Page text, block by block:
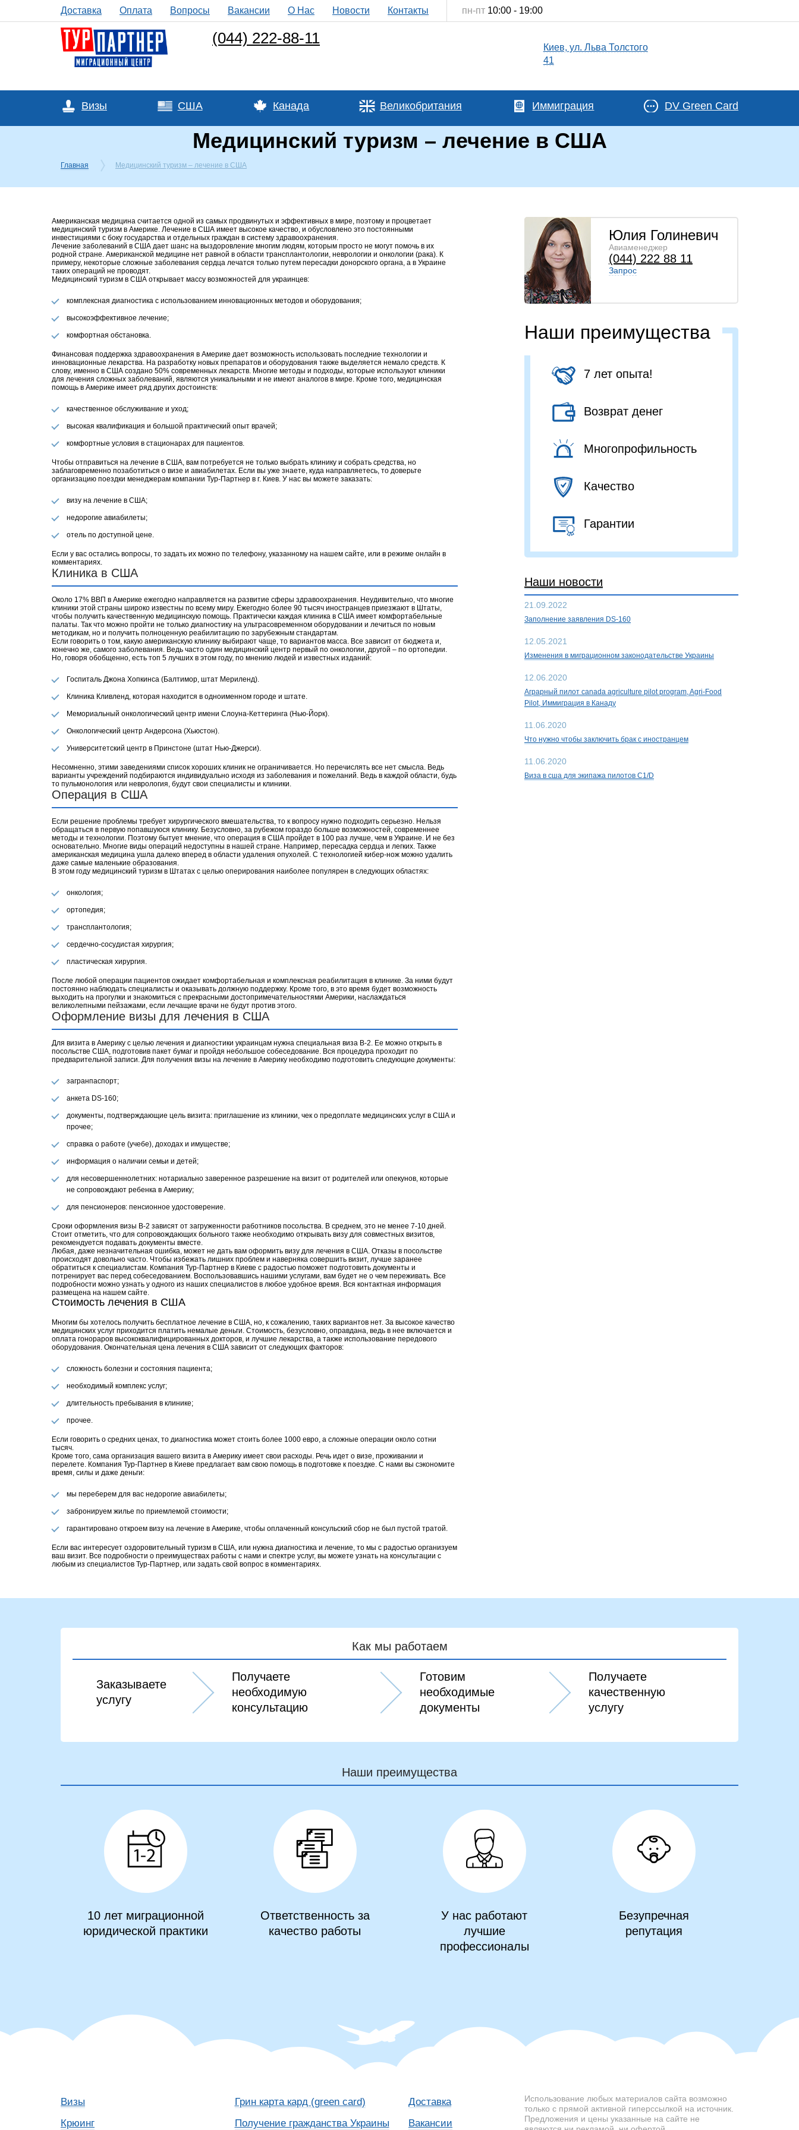
Доставка Оплата Вопросы Вакансии О Нас Новости Контакты пн-пт 10:00 - 19:00
(044) 222-88-11
Киев, ул. Льва Толстого
41
Визы США Канада Великобритания Иммиграция DV Green Card
Медицинский туризм – лечение в США
Главная Медицинский туризм – лечение в США
Американская медицина считается одной из самых продвинутых и эффективных в мире, поэтому и процветает
медицинский туризм в Америке. Лечение в США имеет высокое качество, и обусловлено это постоянными
инвестициями с боку государства и отдельных граждан в систему здравоохранения.
Лечение заболеваний в США дает шанс на выздоровление многим людям, которым просто не могут помочь в их
родной стране. Американской медицине нет равной в области трансплантологии, неврологии и онкологии (рака). К
примеру, некоторые сложные заболевания сердца лечатся только путем пересадки донорского органа, а в Украине
таких операций не проводят.
Медицинский туризм в США открывает массу возможностей для украинцев:
комплексная диагностика с использованием инновационных методов и оборудования;
высокоэффективное лечение;
комфортная обстановка.
Финансовая поддержка здравоохранения в Америке дает возможность использовать последние технологии и
инновационные лекарства. На разработку новых препаратов и оборудования также выделяется немало средств. К
слову, именно в США создано 50% современных лекарств. Многие методы и подходы, которые используют клиники
для лечения сложных заболеваний, являются уникальными и не имеют аналогов в мире. Кроме того, медицинская
помощь в Америке имеет ряд других достоинств:
качественное обслуживание и уход;
высокая квалификация и большой практический опыт врачей;
комфортные условия в стационарах для пациентов.
Чтобы отправиться на лечение в США, вам потребуется не только выбрать клинику и собрать средства, но
заблаговременно позаботиться о визе и авиабилетах. Если вы уже знаете, куда направляетесь, то доверьте
организацию поездки менеджерам компании Тур-Партнер в г. Киев. У нас вы можете заказать:
визу на лечение в США;
недорогие авиабилеты;
отель по доступной цене.
Если у вас остались вопросы, то задать их можно по телефону, указанному на нашем сайте, или в режиме онлайн в
комментариях.
Клиника в США
Около 17% ВВП в Америке ежегодно направляется на развитие сферы здравоохранения. Неудивительно, что многие
клиники этой страны широко известны по всему миру. Ежегодно более 90 тысяч иностранцев приезжают в Штаты,
чтобы получить качественную медицинскую помощь. Практически каждая клиника в США имеет комфортабельные
палаты. Так что можно пройти не только диагностику на ультрасовременном оборудовании и лечиться по новым
методикам, но и получить полноценную реабилитацию по зарубежным стандартам.
Если говорить о том, какую американскую клинику выбирают чаще, то вариантов масса. Все зависит от бюджета и,
конечно же, самого заболевания. Ведь часто один медицинский центр первый по онкологии, другой – по ортопедии.
Но, говоря обобщенно, есть топ 5 лучших в этом году, по мнению людей и известных изданий:
Госпиталь Джона Хопкинса (Балтимор, штат Мериленд).
Клиника Кливленд, которая находится в одноименном городе и штате.
Мемориальный онкологический центр имени Слоуна-Кеттеринга (Нью-Йорк).
Онкологический центр Андерсона (Хьюстон).
Университетский центр в Принстоне (штат Нью-Джерси).
Несомненно, этими заведениями список хороших клиник не ограничивается. Но перечислять все нет смысла. Ведь
варианты учреждений подбираются индивидуально исходя из заболевания и пожеланий. Ведь в каждой области, будь
то пульмонология или неврология, будут свои специалисты и клиники.
Операция в США
Если решение проблемы требует хирургического вмешательства, то к вопросу нужно подходить серьезно. Нельзя
обращаться в первую попавшуюся клинику. Безусловно, за рубежом гораздо больше возможностей, современнее
методы и технологии. Поэтому бытует мнение, что операция в США пройдет в 100 раз лучше, чем в Украине. И не без
основательно. Многие виды операций недоступны в нашей стране. Например, пересадка сердца и легких. Также
американская медицина ушла далеко вперед в области удаления опухолей. С технологией кибер-нож можно удалить
даже самые маленькие образования.
В этом году медицинский туризм в Штатах с целью оперирования наиболее популярен в следующих областях:
онкология;
ортопедия;
трансплантология;
сердечно-сосудистая хирургия;
пластическая хирургия.
После любой операции пациентов ожидает комфортабельная и комплексная реабилитация в клинике. За ними будут
постоянно наблюдать специалисты и оказывать должную поддержку. Кроме того, в это время будет возможность
выходить на прогулки и знакомиться с прекрасными достопримечательностями Америки, наслаждаться
великолепными пейзажами, если лечащие врачи не будут против этого.
Оформление визы для лечения в США
Для визита в Америку с целью лечения и диагностики украинцам нужна специальная виза В-2. Ее можно открыть в
посольстве США, подготовив пакет бумаг и пройдя небольшое собеседование. Вся процедура проходит по
предварительной записи. Для получения визы на лечение в Америку необходимо подготовить следующие документы:
загранпаспорт;
анкета DS-160;
документы, подтверждающие цель визита: приглашение из клиники, чек о предоплате медицинских услуг в США и
прочее;
справка о работе (учебе), доходах и имуществе;
информация о наличии семьи и детей;
для несовершеннолетних: нотариально заверенное разрешение на визит от родителей или опекунов, которые
не сопровождают ребенка в Америку;
для пенсионеров: пенсионное удостоверение.
Сроки оформления визы В-2 зависят от загруженности работников посольства. В среднем, это не менее 7-10 дней.
Стоит отметить, что для сопровождающих больного также необходимо открывать визу для совместных визитов,
рекомендуется подавать документы вместе.
Любая, даже незначительная ошибка, может не дать вам оформить визу для лечения в США. Отказы в посольстве
происходят довольно часто. Чтобы избежать лишних проблем и наверняка совершить визит, лучше заранее
обратиться к специалистам. Компания Тур-Партнер в Киеве с радостью поможет подготовить документы и
потренирует вас перед собеседованием. Воспользовавшись нашими услугами, вам будет не о чем переживать. Все
подробности можно узнать у одного из наших специалистов в любое удобное время. Вся контактная информация
размещена на нашем сайте.
Стоимость лечения в США
Многим бы хотелось получить бесплатное лечение в США, но, к сожалению, таких вариантов нет. За высокое качество
медицинских услуг приходится платить немалые деньги. Стоимость, безусловно, оправдана, ведь в нее включается и
оплата гонораров высококвалифицированных докторов, и лучшие лекарства, а также использование передового
оборудования. Окончательная цена лечения в США зависит от следующих факторов:
сложность болезни и состояния пациента;
необходимый комплекс услуг;
длительность пребывания в клинике;
прочее.
Если говорить о средних ценах, то диагностика может стоить более 1000 евро, а сложные операции около сотни
тысяч.
Кроме того, сама организация вашего визита в Америку имеет свои расходы. Речь идет о визе, проживании и
перелете. Компания Тур-Партнер в Киеве предлагает вам свою помощь в подготовке к поездке. С нами вы сэкономите
время, силы и даже деньги:
мы переберем для вас недорогие авиабилеты;
забронируем жилье по приемлемой стоимости;
гарантировано откроем визу на лечение в Америке, чтобы оплаченный консульский сбор не был пустой тратой.
Если вас интересует оздоровительный туризм в США, или нужна диагностика и лечение, то мы с радостью организуем
ваш визит. Все подробности о преимуществах работы с нами и спектре услуг, вы можете узнать на консультации с
любым из специалистов Тур-Партнер, или задать свой вопрос в комментариях.
Юлия Голиневич
Авиаменеджер
(044) 222 88 11
Запрос
Наши преимущества
7 лет опыта!
Возврат денег
Многопрофильность
Качество
Гарантии
Наши новости
21.09.2022
Заполнение заявления DS-160
12.05.2021
Изменения в миграционном законодательстве Украины
12.06.2020
Аграрный пилот canada agriculture pilot program, Agri-Food
Pilot, Иммиграция в Канаду
11.06.2020
Что нужно чтобы заключить брак с иностранцем
11.06.2020
Виза в сша для экипажа пилотов C1/D
Как мы работаем
Заказываете
услугу
Получаете
необходимую
консультацию
Готовим
необходимые
документы
Получаете
качественную
услугу
Наши преимущества
10 лет миграционной
юридической практики
Ответственность за
качество работы
У нас работают
лучшие
профессионалы
Безупречная
репутация
Визы
Крюинг
Грин карта кард (green card)
Получение гражданства Украины
Доставка
Вакансии
Использование любых материалов сайта возможно
только с прямой активной гиперссылкой на источник.
Предложения и цены указанные на сайте не